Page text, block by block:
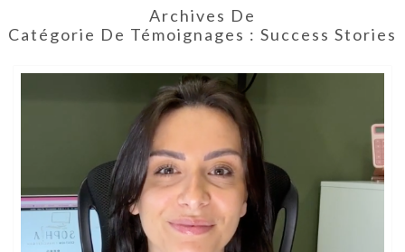
Archives De
Catégorie De Témoignages : Success Stories